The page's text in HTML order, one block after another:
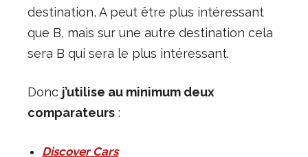
destination, A peut être plus intéressant
que B, mais sur une autre destination cela
sera B qui sera le plus intéressant.
Donc j’utilise au minimum deux
comparateurs :
Discover Cars